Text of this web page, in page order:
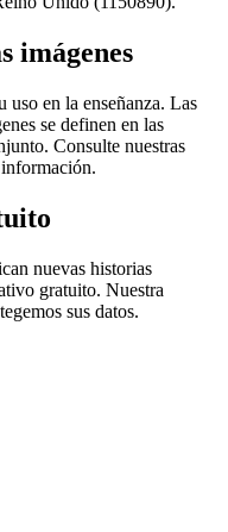
imágenes
uso en la enseñanza. Las
se definen en las
Consulte nuestras
nuevas historias
gratuito. Nuestra
sus datos.